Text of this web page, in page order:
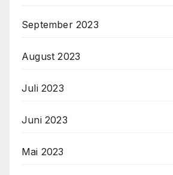
September 2023
August 2023
Juli 2023
Juni 2023
Mai 2023